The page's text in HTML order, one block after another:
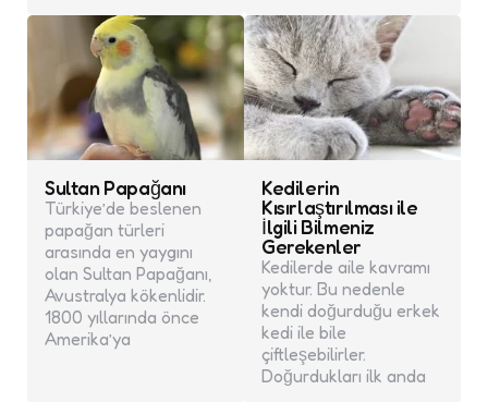
Sultan Papağanı
Türkiye’de beslenen
papağan türleri
arasında en yaygını
olan Sultan Papağanı,
Avustralya kökenlidir.
1800 yıllarında önce
Amerika’ya
Kedilerin
Kısırlaştırılması ile
İlgili Bilmeniz
Gerekenler
Kedilerde aile kavramı
yoktur. Bu nedenle
kendi doğurduğu erkek
kedi ile bile
çiftleşebilirler.
Doğurdukları ilk anda